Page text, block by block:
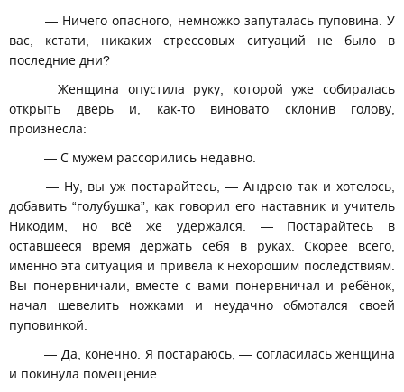
— Ничего опасного, немножко запуталась пуповина. У
вас, кстати, никаких стрессовых ситуаций не было в
последние дни?
Женщина опустила руку, которой уже собиралась
открыть дверь и, как-то виновато склонив голову,
произнесла:
— С мужем рассорились недавно.
— Ну, вы уж постарайтесь, — Андрею так и хотелось,
добавить “голубушка”, как говорил его наставник и учитель
Никодим, но всё же удержался. — Постарайтесь в
оставшееся время держать себя в руках. Скорее всего,
именно эта ситуация и привела к нехорошим последствиям.
Вы понервничали, вместе с вами понервничал и ребёнок,
начал шевелить ножками и неудачно обмотался своей
пуповинкой.
— Да, конечно. Я постараюсь, — согласилась женщина
и покинула помещение.